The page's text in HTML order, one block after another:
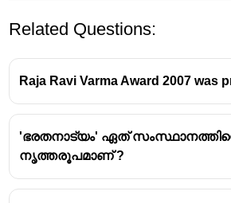
Related Questions:
Raja Ravi Varma Award 2007 was
'ഭരതനാട്യം' ഏത്
നൃത്തരൂപമാണ് ?